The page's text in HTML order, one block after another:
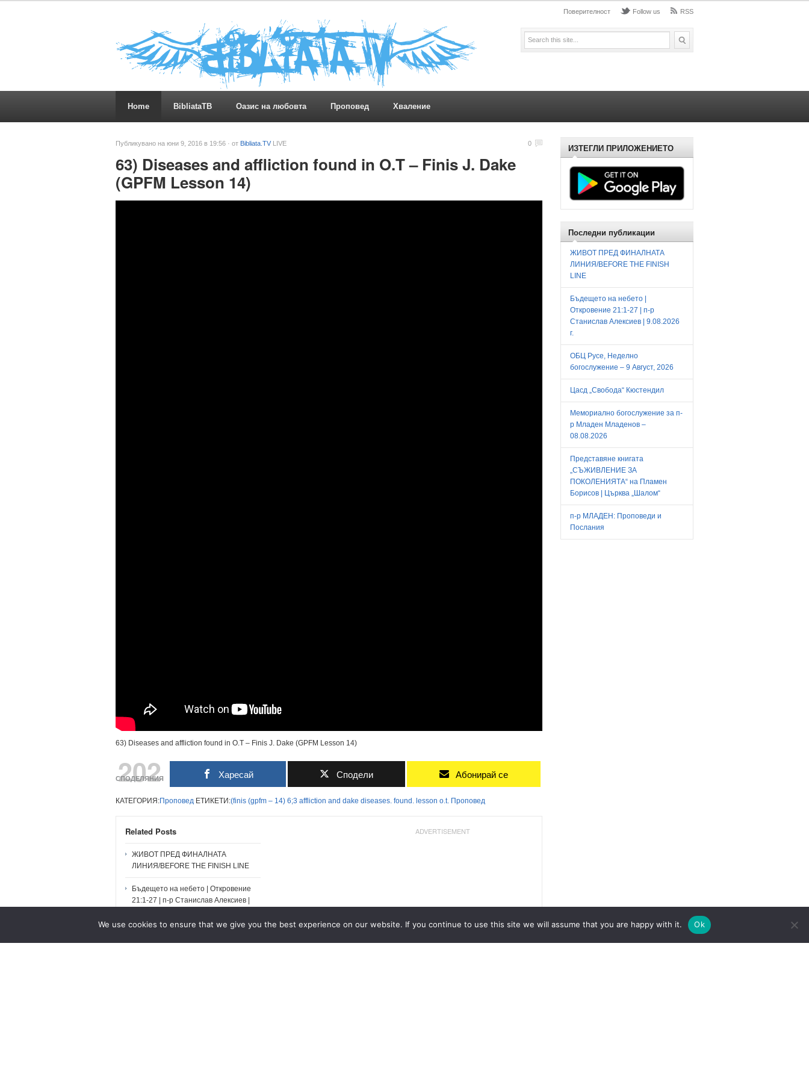
Поверителност Follow us RSS
Home BibliataTB Оазис на любовта Проповед Хваление
Публикувано на юни 9, 2016 в 19:56 · от Bibliata.TV LIVE 0
63) Diseases and affliction found in O.T – Finis J. Dake
(GPFM Lesson 14)
63) Diseases and affliction found in O.T – Finis J. Dake (GPFM Lesson 14)
202
СПОДЕЛЯНИЯ Харесай Сподели Абонирай се
КАТЕГОРИЯ:Проповед ЕТИКЕТИ:(finis (gpfm – 14) 6;3 affliction and dake diseases. found. lesson o.t. Проповед
Related Posts
ЖИВОТ ПРЕД ФИНАЛНАТА
ЛИНИЯ/BEFORE THE FINISH LINE
Бъдещето на небето | Откровение
21:1-27 | п-р Станислав Алексиев |
ADVERTISEMENT
ИЗТЕГЛИ ПРИЛОЖЕНИЕТО
Последни публикации
ЖИВОТ ПРЕД ФИНАЛНАТА
ЛИНИЯ/BEFORE THE FINISH
LINE
Бъдещето на небето |
Откровение 21:1-27 | п-р
Станислав Алексиев | 9.08.2026
г.
ОБЦ Русе, Неделно
богослужение – 9 Август, 2026
Цасд „Свобода“ Кюстендил
Мемориално богослужение за п-
р Младен Младенов –
08.08.2026
Представяне книгата
„СЪЖИВЛЕНИЕ ЗА
ПОКОЛЕНИЯТА“ на Пламен
Борисов | Църква „Шалом“
п-р МЛАДЕН: Проповеди и
Послания
We use cookies to ensure that we give you the best experience on our website. If you continue to use this site we will assume that you are happy with it. Ok